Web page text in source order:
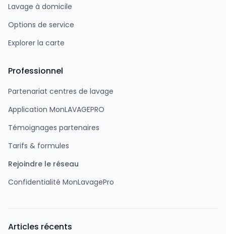
Lavage à domicile
Options de service
Explorer la carte
Professionnel
Partenariat centres de lavage
Application MonLAVAGEPRO
Témoignages partenaires
Tarifs & formules
Rejoindre le réseau
Confidentialité MonLavagePro
Articles récents